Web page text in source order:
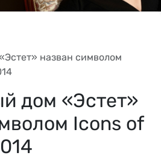
назван символом
дом «Эстет»
Icons of